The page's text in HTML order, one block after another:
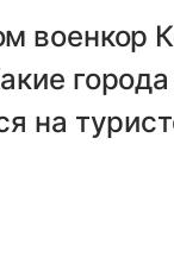
военкор
на